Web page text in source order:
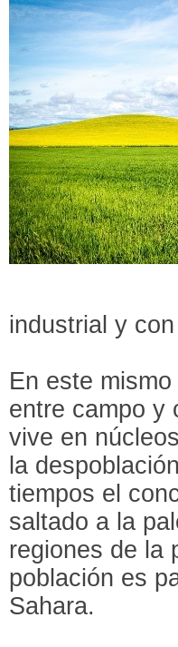
industrial y
En este
entre campo y
vive en
la
tiempos el
saltado a la
regiones de la
población es
Sahara.